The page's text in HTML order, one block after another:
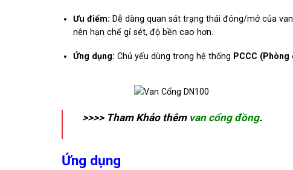
Ưu điểm: Dễ dàng quan sát trạng thái đóng/mở của
nên hạn chế gỉ sét, độ bền cao hơn.
Ứng dụng: Chủ yếu dùng trong hệ thống PCCC
>>>> Tham Khảo thêm van cổng đồng.
Ứng dụng